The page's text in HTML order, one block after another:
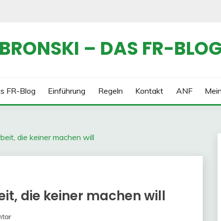
– DAS FR-
FR-Blog Einführung Regeln Kontakt ANF
die keiner machen will
die keiner machen will